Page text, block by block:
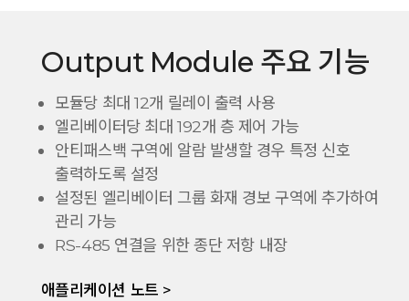
Output Module 주요 기능
모듈당 최대 12개 릴레이 출력 사용
엘리베이터당 최대 192개 층 제어 가능
안티패스백 구역에 알람 발생할 경우 특정 신호
출력하도록 설정
설정된 엘리베이터 그룹 화재 경보 구역에 추가하여
관리 가능
RS-485 연결을 위한 종단 저항 내장
애플리케이션 노트 >